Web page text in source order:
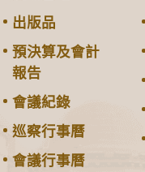
出版品
預決算及會計
報告
會議紀錄
巡察行事曆
會議行事曆